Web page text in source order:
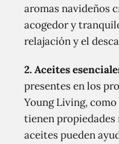
aromas navideños
acogedor y
relajación y el
2. Aceites
presentes en los
Young Living,
tienen propiedades
aceites pueden